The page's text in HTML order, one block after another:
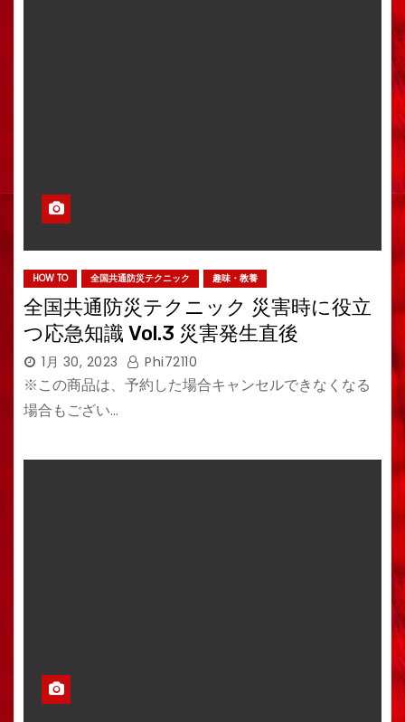
HOW TO 全国共通防災テクニック 趣味・教養
全国共通防災テクニック 災害時に役立
つ応急知識 Vol.3 災害発生直後
1月 30, 2023 Phi72110
※この商品は、予約した場合キャンセルできなくなる
場合もござい…